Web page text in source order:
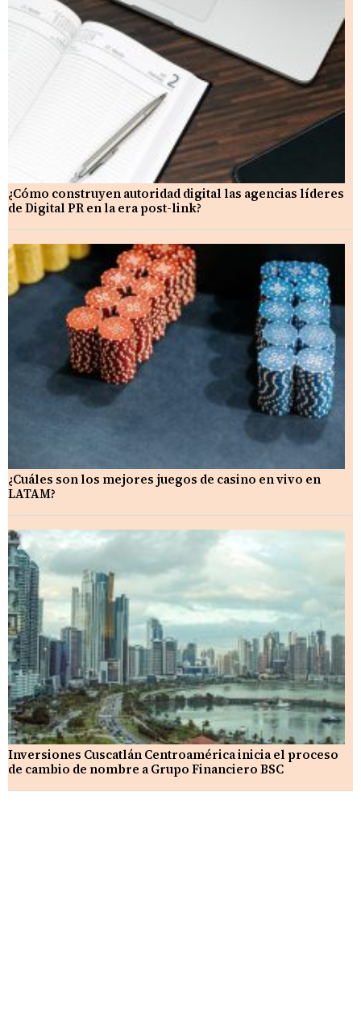
¿Cómo construyen autoridad digital las agencias líderes
de Digital PR en la era post-link?
¿Cuáles son los mejores juegos de casino en vivo en
LATAM?
Inversiones Cuscatlán Centroamérica inicia el proceso
de cambio de nombre a Grupo Financiero BSC